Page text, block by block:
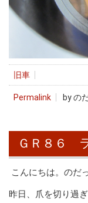
旧車
Permalink by の
ＧＲ８６
こんにちは。のだ
昨日、爪を切り過